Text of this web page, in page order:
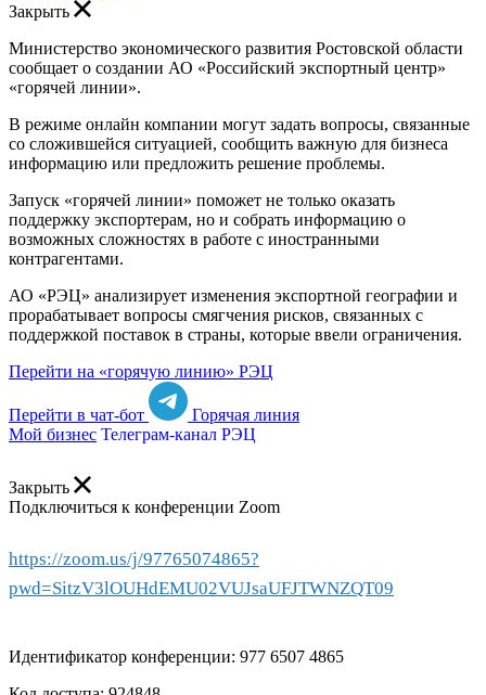
Закрыть
Министерство экономического развития Ростовской области
сообщает о создании АО «Российский экспортный центр»
«горячей линии».
В режиме онлайн компании могут задать вопросы, связанные
со сложившейся ситуацией, сообщить важную для бизнеса
информацию или предложить решение проблемы.
Запуск «горячей линии» поможет не только оказать
поддержку экспортерам, но и собрать информацию о
возможных сложностях в работе с иностранными
контрагентами.
АО «РЭЦ» анализирует изменения экспортной географии и
прорабатывает вопросы смягчения рисков, связанных с
поддержкой поставок в страны, которые ввели ограничения.
Перейти на «горячую линию» РЭЦ
Перейти в чат-бот
Горячая линия
Мой бизнес Телеграм-канал РЭЦ
Закрыть
Подключиться к конференции Zoom
https://zoom.us/j/97765074865?
pwd=SitzV3lOUHdEMU02VUJsaUFJTWNZQT09
Идентификатор конференции: 977 6507 4865